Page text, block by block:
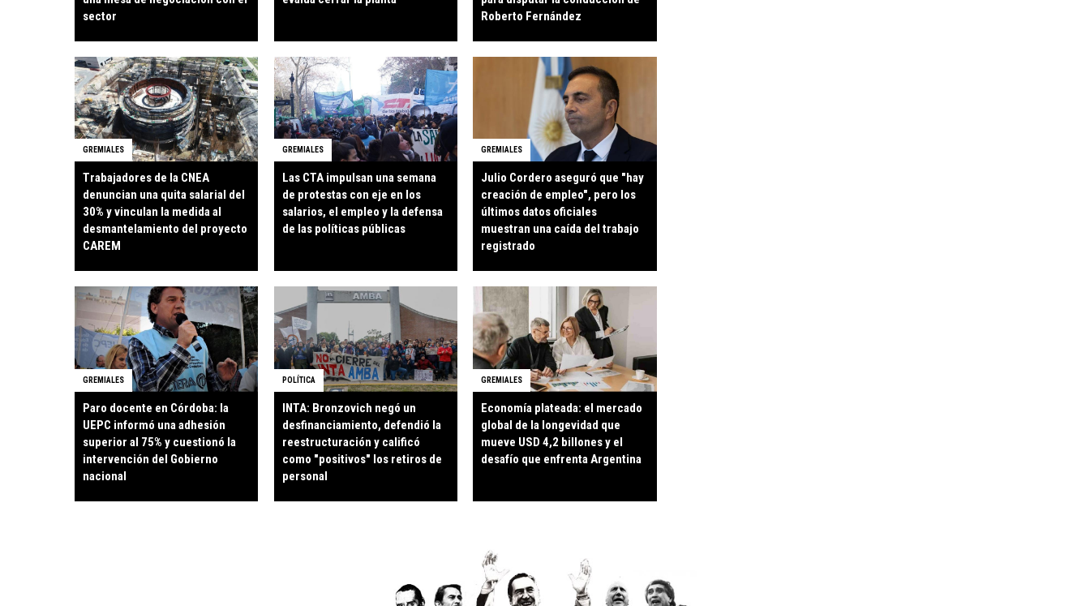
sector
Roberto Fernández
GREMIALES
Trabajadores de la CNEA
denuncian una quita salarial del
30% y vinculan la medida al
desmantelamiento del proyecto
CAREM
GREMIALES
Las CTA impulsan una semana
de protestas con eje en los
salarios, el empleo y la defensa
de las políticas públicas
GREMIALES
Julio Cordero aseguró que "hay
creación de empleo", pero los
últimos datos oficiales
muestran una caída del trabajo
registrado
GREMIALES
Paro docente en Córdoba: la
UEPC informó una adhesión
superior al 75% y cuestionó la
intervención del Gobierno
nacional
POLÍTICA
INTA: Bronzovich negó un
desfinanciamiento, defendió la
reestructuración y calificó
como "positivos" los retiros de
personal
GREMIALES
Economía plateada: el mercado
global de la longevidad que
mueve USD 4,2 billones y el
desafío que enfrenta Argentina